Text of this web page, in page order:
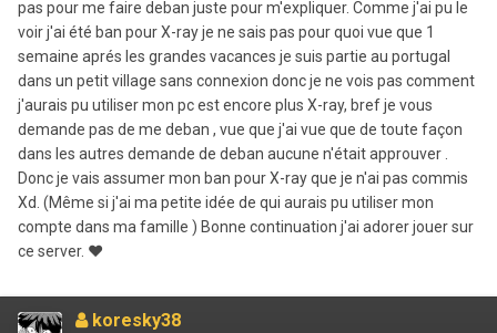
pas pour me faire deban juste pour m'expliquer. Comme j'ai pu le
voir j'ai été ban pour X-ray je ne sais pas pour quoi vue que 1
semaine aprés les grandes vacances je suis partie au portugal
dans un petit village sans connexion donc je ne vois pas comment
j'aurais pu utiliser mon pc est encore plus X-ray, bref je vous
demande pas de me deban , vue que j'ai vue que de toute façon
dans les autres demande de deban aucune n'était approuver .
Donc je vais assumer mon ban pour X-ray que je n'ai pas commis
Xd. (Même si j'ai ma petite idée de qui aurais pu utiliser mon
compte dans ma famille ) Bonne continuation j'ai adorer jouer sur
ce server. ❤
koresky38